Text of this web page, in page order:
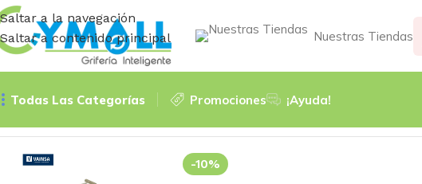
Saltar a la navegación
Saltar a contenido principal
Nuestras Tiendas
Todas Las Categorías Promociones
¡Ayuda!
-10%